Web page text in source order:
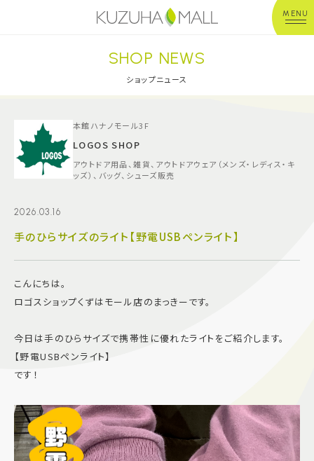
MENU
年中無休平 日：10:00~20:00
※店舗により異なる
ショップガイド
グルメ＆フード
施設案内
よくあるご質問
スタッフ募集
サイトマップ
プライバシーポリシー
SHOP NEWS
ショップニュース
本館ハナノモール3F
LOGOS SHOP
アウトドア用品、雑貨、アウトドアウェア（メンズ・レディス・キ
ッズ）、バッグ、シューズ販売
2026.03.16
手のひらサイズのライト【野電USBペンライト】
こんにちは。
ロゴスショップくずはモール店のまっきーです。
今日は手のひらサイズで携帯性に優れたライトをご紹介します。
【野電USBペンライト】
です！